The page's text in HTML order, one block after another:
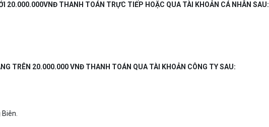
20.000.000VNĐ THANH TOÁN TRỰC TIẾP HOẶC QUA TÀI KHOẢN CÁ NHÂN SAU:
TRÊN 20.000.000 VNĐ THANH TOÁN QUA TÀI KHOẢN CÔNG TY SAU: